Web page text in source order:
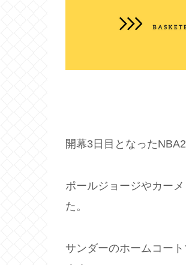
開幕3日目となった
ポールジョージやカー
た。
サンダーのホームコー